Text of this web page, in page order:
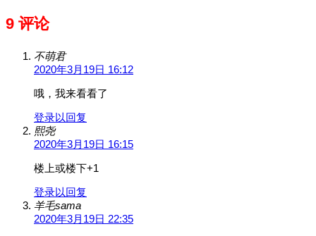
9 评论
不萌君
2020年3月19日 16:12
哦，我来看看了
登录以回复
熙尧
2020年3月19日 16:15
楼上或楼下+1
登录以回复
羊毛sama
2020年3月19日 22:35